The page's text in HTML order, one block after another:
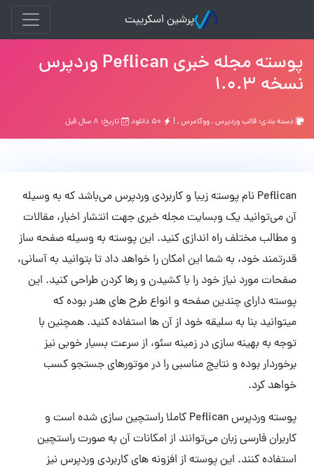
پرشین اسکریپت
پوسته مجله خبری Peflican وردپرس
نسخه 1.0.3
دسته بندی: قالب وردپرس,ووکامرس, | تاریخ: ۸ سال قبل
Peflican نام پوسته زیبا و کاربردی وردپرس می‌باشد که به وسیله
آن می‌توانید یک وبسایت مجله خبری جهت انتشار اخبار، مقالات
و مطالب مختلف راه اندازی کنید. این پوسته به وسیله صفحه ساز
قدرتمند خود، به شما این امکان را خواهد داد تا بتوانید به آسانی،
صفحات مورد نیاز خود را با کشیدن و رها کردن طراحی کنید. این
پوسته دارای چندین صفحه و انواع طرح های هدر بوده که
میتوانید بنا به سلیقه خود از آن ها استفاده کنید. همچنین با
توجه به بهینه سازی در زمینه سئو، از سرعت بسیار خوبی نیز
برخوردار بوده و نتایج مناسبی را در موتورهای جستجو کسب
خواهد کرد.
پوسته وردپرس Peflican کاملا راستچین سازی شده است و
کاربران فارسی زبان می‌توانند از امکانات آن به صورت راستچین
استفاده کنند. این پوسته از افزونه های کاربردی وردپرس نیز